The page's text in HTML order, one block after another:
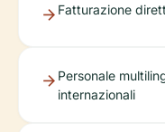
Fatturazione
Personale
internazionali